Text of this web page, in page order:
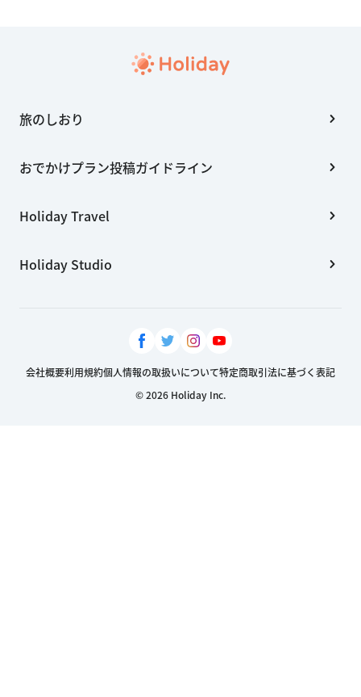
旅のしおり
おでかけプラン投稿ガイドライン
Holiday Travel
Holiday Studio
会社概要利用規約個人情報の取扱いについて特定商取引法に基づく表記
© 2026 Holiday Inc.